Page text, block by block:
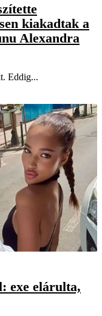
kiakadtak a
Alexandra
Eddig...
exe elárulta,